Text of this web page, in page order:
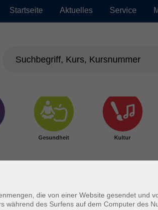
Startseite Aktuelles Service
Gesundheit Kultur
die von einer Website gesendet und
während des Surfens auf dem Computer des